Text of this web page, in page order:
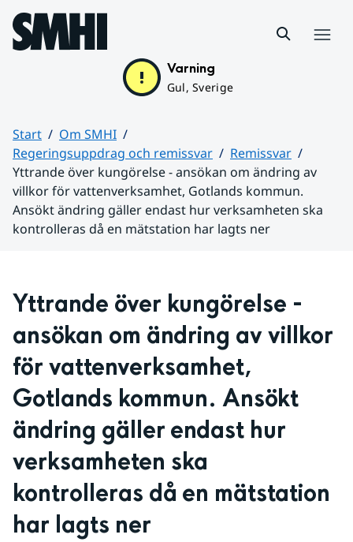
Hoppa till sidans innehåll
Varning
Gul, Sverige
Start
Om SMHI
Regeringsuppdrag och remissvar
Remissvar
Yttrande över kungörelse - ansökan om ändring av
villkor för vattenverksamhet, Gotlands kommun.
Ansökt ändring gäller endast hur verksamheten ska
kontrolleras då en mätstation har lagts ner
Yttrande över kungörelse -
ansökan om ändring av villkor
för vattenverksamhet,
Gotlands kommun. Ansökt
ändring gäller endast hur
verksamheten ska
kontrolleras då en mätstation
har lagts ner